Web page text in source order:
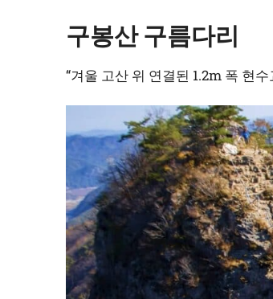
구봉산 구름다리
“겨울 고산 위 연결된 1.2m 폭 현